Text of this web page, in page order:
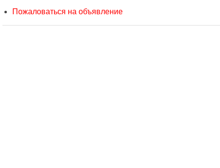
Пожаловаться на объявление